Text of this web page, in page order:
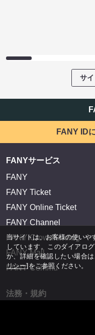
サ
FANY ID
FANYサービス
FANY
FANY Ticket
FANY Online Ticket
FANY Channel
FANY Crowdfunding
FANY Mall
FANY Commu
法務・規約
当サイトは、お客様の使い
しています。このダイアロ
か、詳細を確認したい場合は
リシー]をご参照ください。